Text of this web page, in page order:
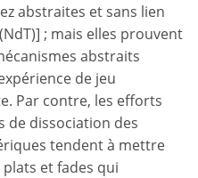
abstraites et sans lien
; mais elles prouvent
abstraits
de jeu
Par contre, les efforts
de dissociation des
tendent à mettre
plats et fades qui